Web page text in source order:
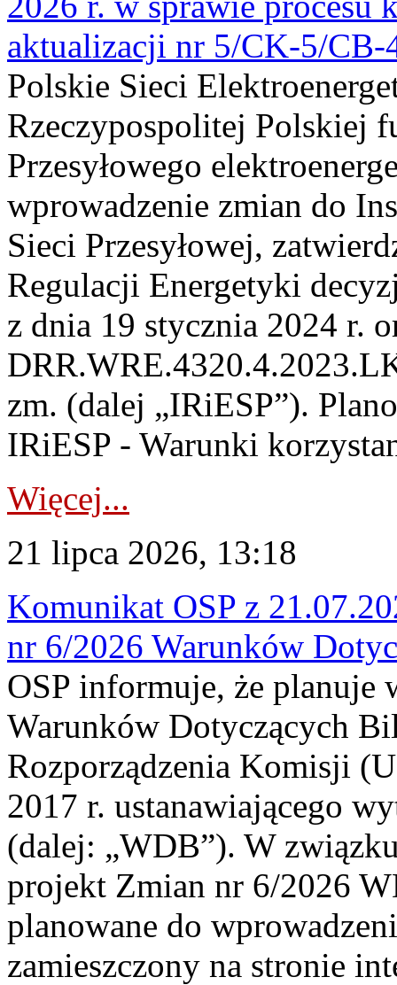
aktualizacji nr 5/CK-5/CB-
Polskie Sieci
Rzeczypospolitej Polskiej
Przesyłowego
wprowadzenie zmian do
Sieci Przesyłowej,
Regulacji Energetyki
z dnia 19 stycznia 2024 r.
zm. (dalej „IRiESP”).
IRiESP - Warunki
Więcej...
21 lipca 2026, 13:18
Komunikat OSP z
nr 6/2026 Warunków
OSP informuje, że planuje
Warunków Dotyczących
Rozporządzenia Komisji
2017 r. ustanawiającego
(dalej: „WDB”). W
projekt Zmian nr 6/2026
planowane do
zamieszczony na stronie